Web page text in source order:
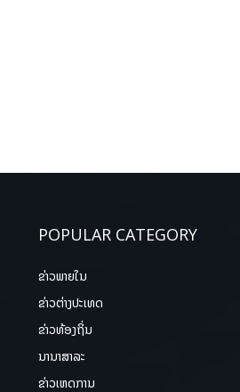
POPULAR CATEGORY
ຂ່າວພາຍ​ໃນ
ຂ່າວຕ່າງປະເທດ
ຂ່າວທ້ອງຖິ່ນ
ນານາສາລະ
ຂ່າວເຫດການ